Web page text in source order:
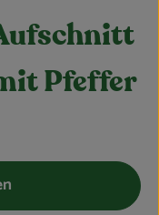
Pfeffer
Warenkorb